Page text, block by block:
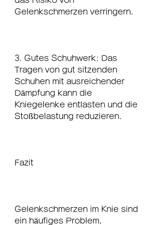
Gelenkschmerzen verringern.
3. Gutes Schuhwerk: Das
Tragen von gut sitzenden
Schuhen mit ausreichender
Dämpfung kann die
Kniegelenke entlasten und die
Stoßbelastung reduzieren.
Fazit
Gelenkschmerzen im Knie sind
ein häufiges Problem,